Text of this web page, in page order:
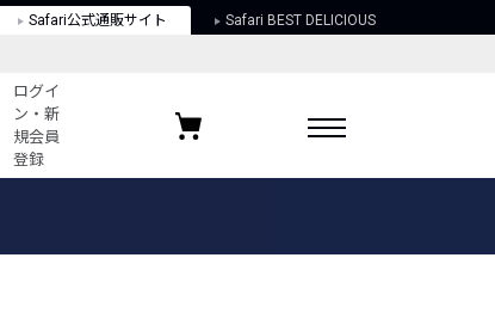
Safari公式通販サイト Safari BEST DELICIOUS
ログイ
ン・新
規会員
登録
お気に入りブランド